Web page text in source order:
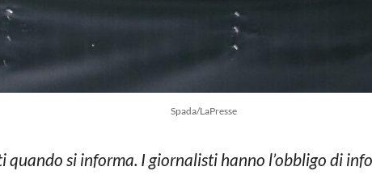
Spada/LaPresse
quando si informa. I giornalisti hanno l’obbligo di